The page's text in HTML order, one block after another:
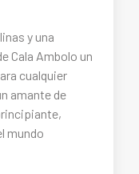
y una
Cala Ambolo un
cualquier
amante de
mundo